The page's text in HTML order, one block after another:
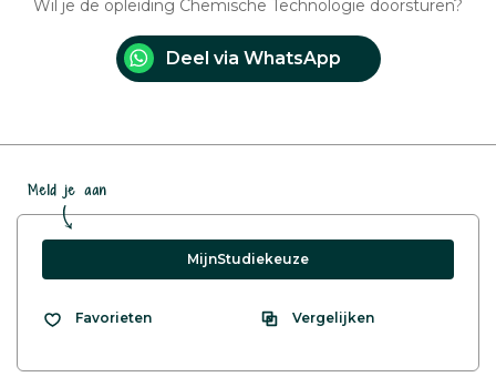
Wil je de opleiding Chemische Technologie doorsturen?
Deel via WhatsApp
Meld je aan
MijnStudiekeuze
Favorieten Vergelijken